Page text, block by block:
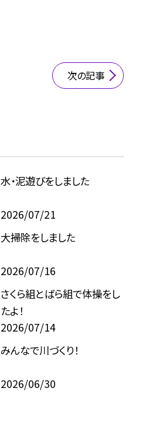
次の記事
水・泥遊びをしました
2026/07/21
大掃除をしました
2026/07/16
さくら組とばら組で体操をし
たよ！
2026/07/14
みんなで川づくり！
2026/06/30